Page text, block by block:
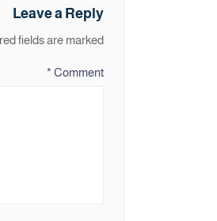
Leave a Reply
fields are marked
Comment
*